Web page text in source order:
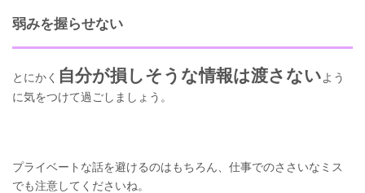
弱みを握らせない
とにかく 自分が損しそうな情報は渡さないよう
に気をつけて過ごしましょう。
プライベートな話を避けるのはもちろん、仕事でのささいなミス
でも注意してくださいね。